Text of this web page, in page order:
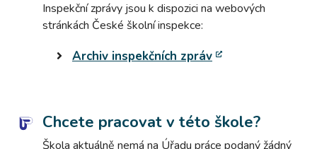
Inspekční zprávy jsou k dispozici na webových
stránkách České školní inspekce:
Archiv inspekčních zpráv
Chcete pracovat v této škole?
Škola aktuálně nemá na Úřadu práce podaný žádný